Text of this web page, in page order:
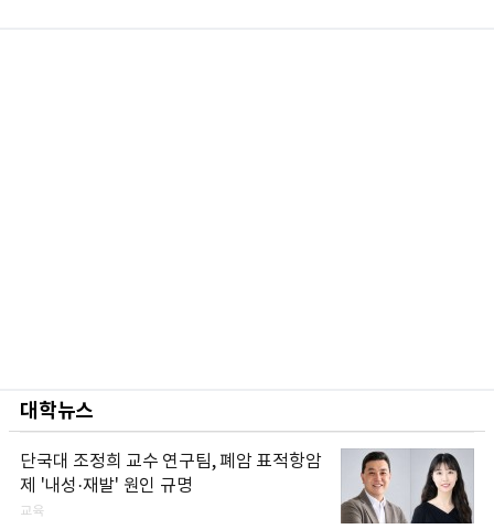
대학뉴스
단국대 조정희 교수 연구팀, 폐암 표적항암
제 '내성·재발' 원인 규명
교육